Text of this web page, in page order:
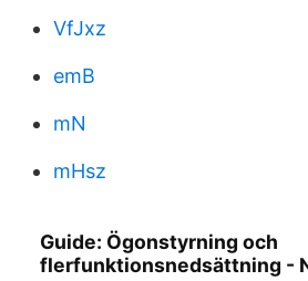
VfJxz
emB
mN
mHsz
Guide: Ögonstyrning och
flerfunktionsnedsättning -